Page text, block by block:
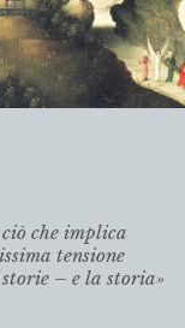
ciò che implica
tensione
– e la storia»